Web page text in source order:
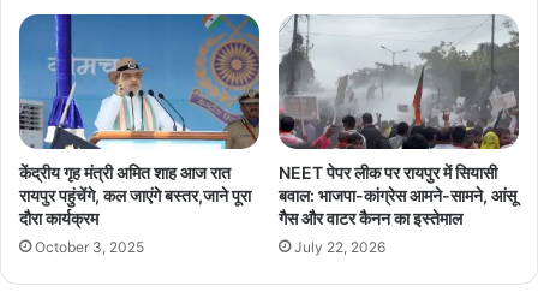
केंद्रीय गृह मंत्री अमित शाह आज रात
रायपुर पहुंचेंगे, कल जाएंगे बस्तर,जाने पूरा
दौरा कार्यक्रम
October 3, 2025
NEET पेपर लीक पर रायपुर में सियासी
बवाल: भाजपा-कांग्रेस आमने-सामने, आंसू
गैस और वाटर कैनन का इस्तेमाल
July 22, 2026